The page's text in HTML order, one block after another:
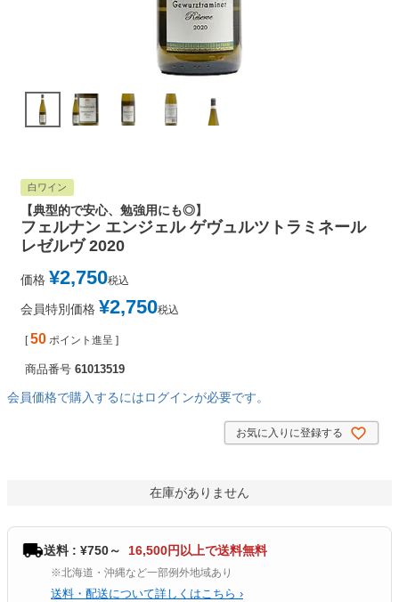
白ワイン
【典型的で安心、勉強用にも◎】
フェルナン エンジェル ゲヴュルツトラミネール
レゼルヴ 2020
価格 ¥2,750税込
会員特別価格 ¥2,750税込
[ 50 ポイント進呈 ]
商品番号 61013519
会員価格で購入するにはログインが必要です。
お気に入りに登録する
在庫がありません
送料 : ¥750～ 16,500円以上で送料無料
※北海道・沖縄など一部例外地域あり
送料・配送について詳しくはこちら ›